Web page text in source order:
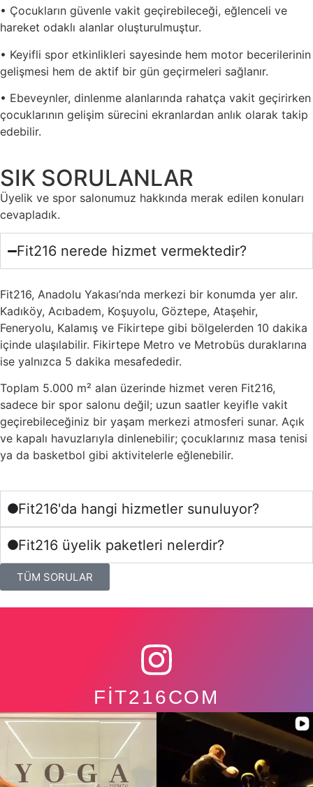
• Çocukların güvenle vakit geçirebileceği, eğlenceli ve
hareket odaklı alanlar oluşturulmuştur.
• Keyifli spor etkinlikleri sayesinde hem motor becerilerinin
gelişmesi hem de aktif bir gün geçirmeleri sağlanır.
• Ebeveynler, dinlenme alanlarında rahatça vakit geçirirken
çocuklarının gelişim sürecini ekranlardan anlık olarak takip
edebilir.
SIK SORULANLAR
Üyelik ve spor salonumuz hakkında merak edilen konuları
cevapladık.
Fit216 nerede hizmet vermektedir?
Fit216, Anadolu Yakası’nda merkezi bir konumda yer alır.
Kadıköy, Acıbadem, Koşuyolu, Göztepe, Ataşehir,
Feneryolu, Kalamış ve Fikirtepe gibi bölgelerden 10 dakika
içinde ulaşılabilir. Fikirtepe Metro ve Metrobüs duraklarına
ise yalnızca 5 dakika mesafededir.
Toplam 5.000 m² alan üzerinde hizmet veren Fit216,
sadece bir spor salonu değil; uzun saatler keyifle vakit
geçirebileceğiniz bir yaşam merkezi atmosferi sunar. Açık
ve kapalı havuzlarıyla dinlenebilir; çocuklarınız masa tenisi
ya da basketbol gibi aktivitelerle eğlenebilir.
Fit216'da hangi hizmetler sunuluyor?
Fit216 üyelik paketleri nelerdir?
TÜM SORULAR
FIT216COM